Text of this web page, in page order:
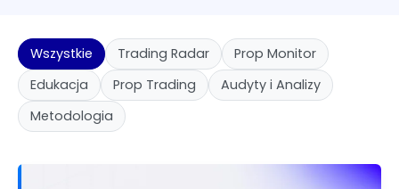
Wszystkie Trading Radar
Prop Monitor
Edukacja
Prop Trading
Audyty i Analizy
Metodologia